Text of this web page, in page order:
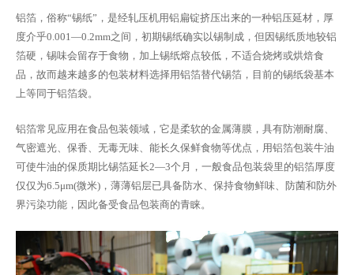
铝箔，俗称“锡纸”，是经轧压机用铝扁锭挤压出来的一种铝压延材，厚
度介乎0.001—0.2mm之间，初期锡纸确实以锡制成，但因锡纸质地较铝
箔硬，锡味会留存于食物，加上锡纸熔点较低，不适合烧烤或烘焙食
品，故而越来越多的包装材料选择用铝箔替代锡箔，目前的锡纸袋基本
上等同于铝箔袋。
铝箔常见应用在食品包装领域，它是柔软的金属薄膜，具有防潮耐腐、
气密遮光、保香、无毒无味、能长久保鲜食物等优点，用铝箔包装牛油
可使牛油的保质期比锡箔延长2—3个月，一般食品包装袋里的铝箔厚度
仅仅为6.5μm(微米)，薄薄铝层已具备防水、保持食物鲜味、防菌和防外
界污染功能，因此备受食品包装商的青睐。